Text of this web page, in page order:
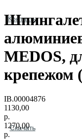
Контакты
Скачать
MEDOS,
крепежом
IB.00004876
1130,00
р.
1270,00
р.